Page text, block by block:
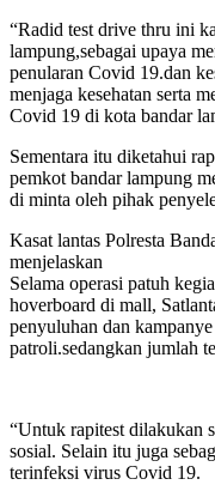
“Radid test drive thru ini
lampung,sebagai upaya
penularan Covid 19.dan
menjaga kesehatan serta
Covid 19 di kota bandar
Sementara itu diketahui
pemkot bandar lampung
di minta oleh pihak
Kasat lantas Polresta
menjelaskan
Selama operasi patuh
hoverboard di mall,
penyuluhan dan
patroli.sedangkan jumlah
“Untuk rapitest dilakukan
sosial. Selain itu juga
terinfeksi virus Covid 19.